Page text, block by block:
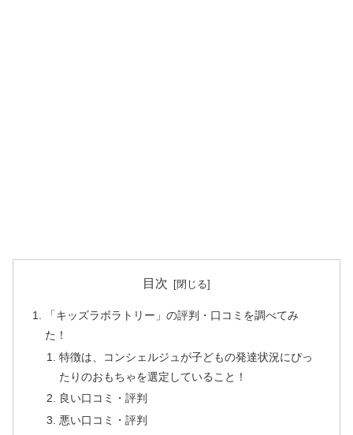
目次
「キッズラボラトリー」の評判・口コミを調べてみ
た！
特徴は、コンシェルジュが子どもの発達状況にぴっ
たりのおもちゃを選定していること！
良い口コミ・評判
悪い口コミ・評判